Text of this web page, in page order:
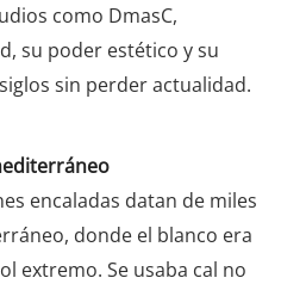
como DmasC,
su poder estético y su
sin perder actualidad.
encaladas datan de miles
donde el blanco era
extremo. Se usaba cal no